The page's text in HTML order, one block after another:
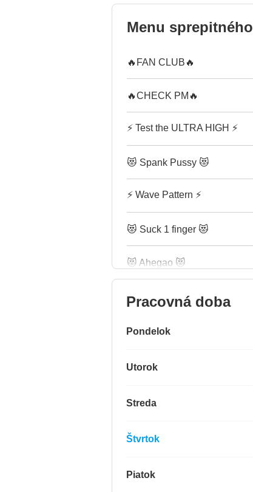
Menu sprepitného
🔥FAN CLUB🔥
🔥CHECK PM🔥
⚡ Test the ULTRA HIGH ⚡
😻 Spank Pussy 😻
⚡ Wave Pattern ⚡
😻 Suck 1 finger 😻
😻 Ahegao 😻
Pracovná doba
Pondelok
Utorok
Streda
Štvrtok
Piatok